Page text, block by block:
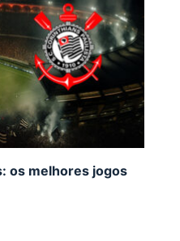
os melhores jogos